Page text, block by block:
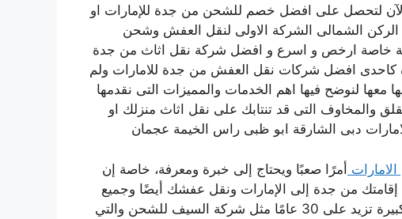
لتحصل على افضل خصم للشحن من جدة للإمارات او
الشمالى الشركة الاولى لنقل العفش وشحن
خاصة ارخص و اسرع و افضل شركة نقل اثاث من جدة
كاحدى افضل شركات نقل العفش من جدة للامارات ولم
لنوضح فيها اهم الخدمات والمميزات التى نقدمها
والمخاوف التى قد تنتابك على نقل اثاث منزلك او
دبى الشارقة ابو ظبى راس الخيمة عجمان
أمرًا صعبًا ويحتاج إلى خبرة ومعرفة، خاصة إن
من جدة إلى الإمارات ونقل عفشك أيضًا وجميع
منقولاتك وأغراضك، وستحتاج إلى شركة لها خبرة كبيرة تزيد على 30 عامًا مثل شركة السيف للشحن والتي